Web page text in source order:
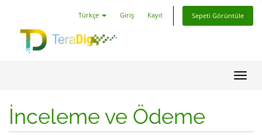
Türkçe Giriş Kayıt Sepeti Görüntüle
İnceleme ve Ödeme